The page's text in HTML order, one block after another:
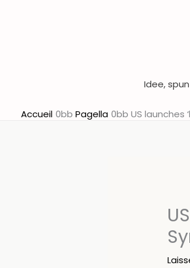
Idee,
Accueil Pagella US launches